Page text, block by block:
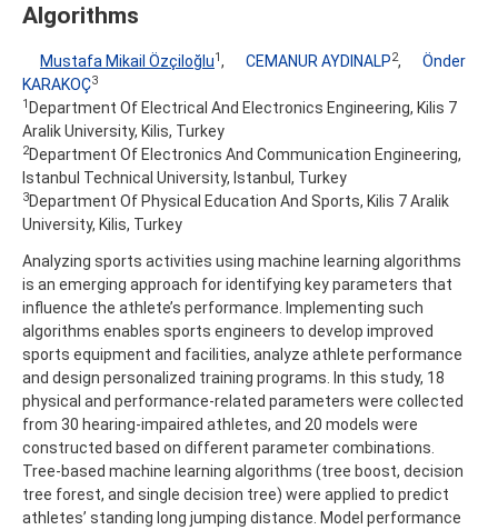
Algorithms
Mustafa Mikail Özçiloğlu1, CEMANUR AYDINALP2,
Önder
KARAKOÇ3
1 Department Of Electrical And Electronics Engineering, Kilis 7
Aralik University, Kilis, Turkey
2Department Of Electronics And Communication Engineering,
Istanbul Technical University, Istanbul, Turkey
3Department Of Physical Education And Sports, Kilis 7 Aralik
University, Kilis, Turkey
Analyzing sports activities using machine learning algorithms
is an emerging approach for identifying key parameters that
influence the athlete’s performance. Implementing such
algorithms enables sports engineers to develop improved
sports equipment and facilities, analyze athlete performance
and design personalized training programs. In this study, 18
physical and performance-related parameters were collected
from 30 hearing-impaired athletes, and 20 models were
constructed based on different parameter combinations.
Tree-based machine learning algorithms (tree boost, decision
tree forest, and single decision tree) were applied to predict
athletes’ standing long jumping distance. Model performance